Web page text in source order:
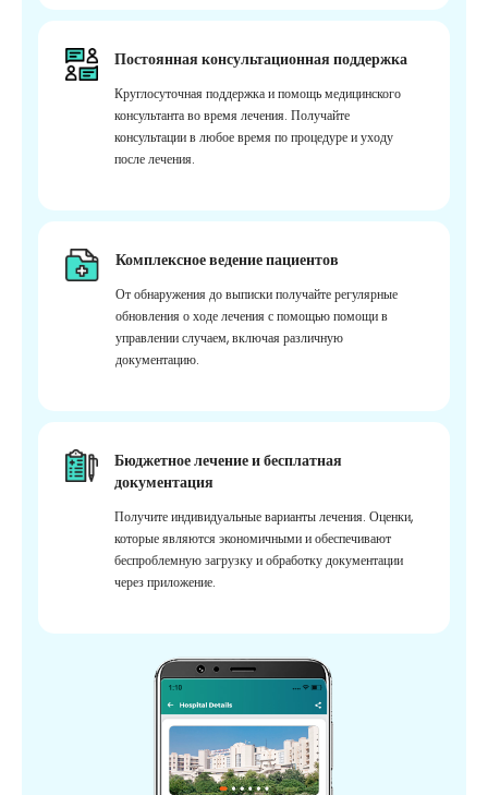
Постоянная консультационная поддержка
Круглосуточная поддержка и помощь медицинского
консультанта во время лечения. Получайте
консультации в любое время по процедуре и уходу
после лечения.
Комплексное ведение пациентов
От обнаружения до выписки получайте регулярные
обновления о ходе лечения с помощью помощи в
управлении случаем, включая различную
документацию.
Бюджетное лечение и бесплатная
документация
Получите индивидуальные варианты лечения. Оценки,
которые являются экономичными и обеспечивают
беспроблемную загрузку и обработку документации
через приложение.